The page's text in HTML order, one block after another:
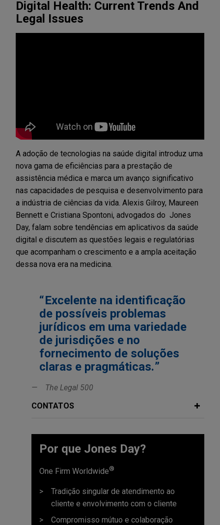
Digital Health: Current Trends And
Legal Issues
A adoção de tecnologias na saúde digital introduz uma
nova gama de eficiências para a prestação de
assistência médica e marca um avanço significativo
nas capacidades de pesquisa e desenvolvimento para
a indústria de ciências da vida. Alexis Gilroy, Maureen
Bennett e Cristiana Spontoni, advogados do Jones
Day, falam sobre tendências em aplicativos da saúde
digital e discutem as questões legais e regulatórias
que acompanham o crescimento e a ampla aceitação
dessa nova era na medicina.
Excelente na identificação
de possíveis problemas
jurídicos em uma variedade
de jurisdições e no
fornecimento de soluções
claras e pragmáticas.
The Legal 500
CONTATOS
Por que Jones Day?
One Firm Worldwide®
Tradição singular de atendimento ao
cliente e envolvimento com o cliente
Compromisso mútuo e colaboração